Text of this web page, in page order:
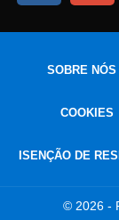
SOBRE NÓS
COOKIES
ISENÇÃO DE
© 2026 -